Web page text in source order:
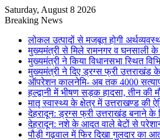
Saturday, August 8 2026
Breaking News
लोकल उत्पादों से मजबूत होगी
मुख्यमंत्री से मिले रामनगर व घनसाली के
मुख्यमंत्री ने किया विधानसभा स्थित
मुख्यमंत्री ने दिए ड्रग्स फ्री उत्तराखंड
ऑपरेशन कालनेमि- अब तक 4000
हल्द्वानी में भीषण सड़क हादसा, तीन की
मातृ स्वास्थ्य के क्षेत्र में उत्तराखण्ड की
देहरादून: ड्रग्स फ्री उत्तराखंड बनाने
देहरादून: नशे के आदत वाले बेटों से
पौड़ी गढ़वाल में फिर दिखा गुलदार का